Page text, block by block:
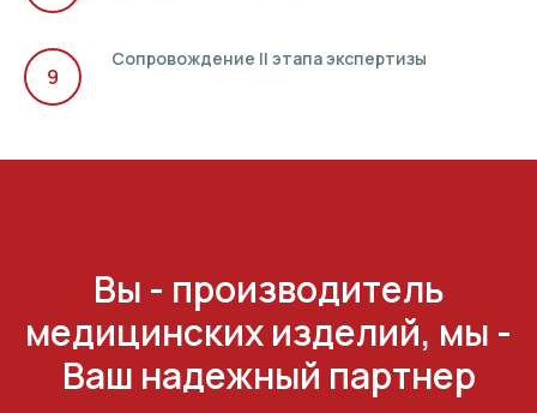
Сопровождение II этапа экспертизы
Вы - производитель
медицинских изделий, мы -
Ваш надежный партнер